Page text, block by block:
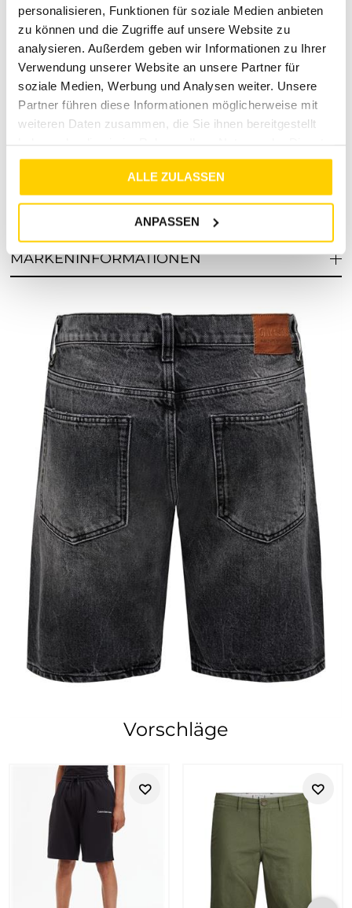
personalisieren, Funktionen für soziale Medien anbieten
zu können und die Zugriffe auf unsere Website zu
analysieren. Außerdem geben wir Informationen zu Ihrer
Verwendung unserer Website an unsere Partner für
soziale Medien, Werbung und Analysen weiter. Unsere
Partner führen diese Informationen möglicherweise mit
weiteren Daten zusammen, die Sie ihnen bereitgestellt
gesammelt haben.
ALLE ZULASSEN
ANPASSEN
wiederkommst.
Jetzt bestellen und deinen Sommerlook
perfektionieren!
Verpasse nicht die Gelegenheit, die ONSEDGE WASHED
BLACK 5796 SHORTS zu deinem Kleiderschrank
hinzuzufügen. Bestelle jetzt und genieße den perfekten Mix
RETOURE / REKLAMATION
MARKENINFORMATIONEN
Vorschläge